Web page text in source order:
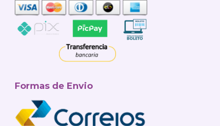
Formas de Envio